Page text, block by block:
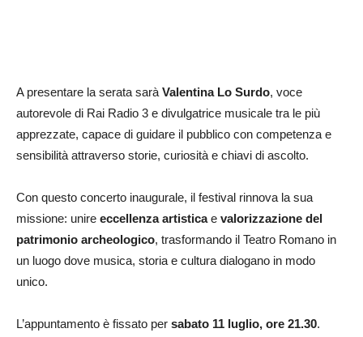
A presentare la serata sarà Valentina Lo Surdo, voce
autorevole di Rai Radio 3 e divulgatrice musicale tra le più
apprezzate, capace di guidare il pubblico con competenza e
sensibilità attraverso storie, curiosità e chiavi di ascolto.
Con questo concerto inaugurale, il festival rinnova la sua
missione: unire eccellenza artisticae valorizzazione del
patrimonio archeologico, trasformando il Teatro Romano in
un luogo dove musica, storia e cultura dialogano in modo
unico.
L’appuntamento è fissato per sabato 11 luglio, ore 21.30.